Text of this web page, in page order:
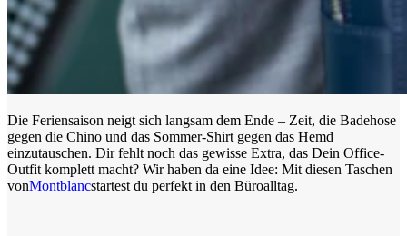
Die Feriensaison neigt sich langsam dem Ende – Zeit, die Badehose
gegen die Chino und das Sommer-Shirt gegen das Hemd
einzutauschen. Dir fehlt noch das gewisse Extra, das Dein Office-
Outfit komplett macht? Wir haben da eine Idee: Mit diesen Taschen
vonMontblancstartest du perfekt in den Büroalltag.